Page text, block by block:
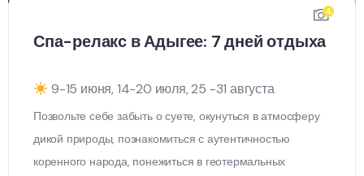
4
Спа-релакс в Адыгее: 7 дней отдыха
9-15 июня, 14-20 июля, 25 -31 августа
Позвольте себе забыть о суете, окунуться в атмосферу
дикой природы, познакомиться с аутентичностью
коренного народа, понежиться в геотермальных